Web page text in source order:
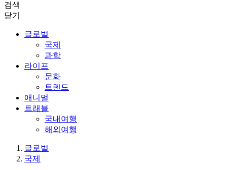
검색
닫기
글로벌
국제
과학
라이프
문화
트렌드
애니멀
트래블
국내여행
해외여행
글로벌
국제